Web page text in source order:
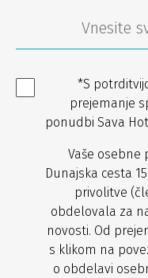
*S
prejemanje
ponudbi Sava
Vaše osebne
Dunajska cesta
privolitve
obdelovala za
novosti. Od
s klikom na
o obdelavi